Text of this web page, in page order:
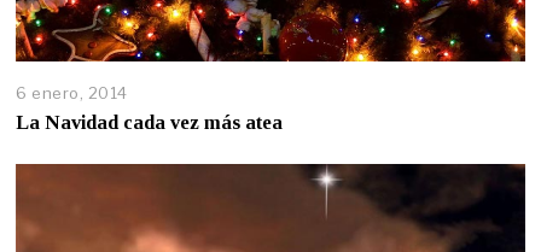
6 enero, 2014
La Navidad cada vez más atea